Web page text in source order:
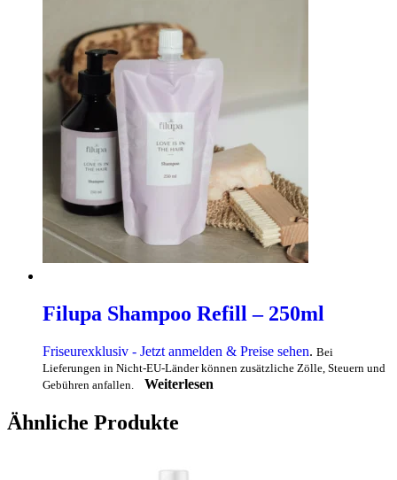
Filupa Shampoo Refill – 250ml
Friseurexklusiv - Jetzt anmelden & Preise sehen. Bei
Lieferungen in Nicht-EU-Länder können zusätzliche Zölle, Steuern und
Gebühren anfallen.
Weiterlesen
Ähnliche Produkte